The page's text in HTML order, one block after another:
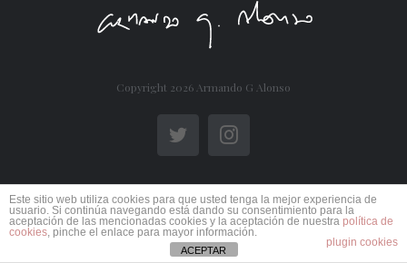
Copyright 2026 Armando G Alonso
TwitterInstagram
Este sitio web utiliza cookies para que usted tenga la mejor experiencia de
usuario. Si continúa navegando está dando su consentimiento para la
aceptación de las mencionadas cookies y la aceptación de nuestra política de
cookies, pinche el enlace para mayor información.
plugin cookies
ACEPTAR